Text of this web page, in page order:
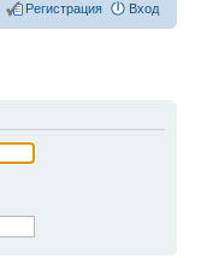
Регистрация Вход